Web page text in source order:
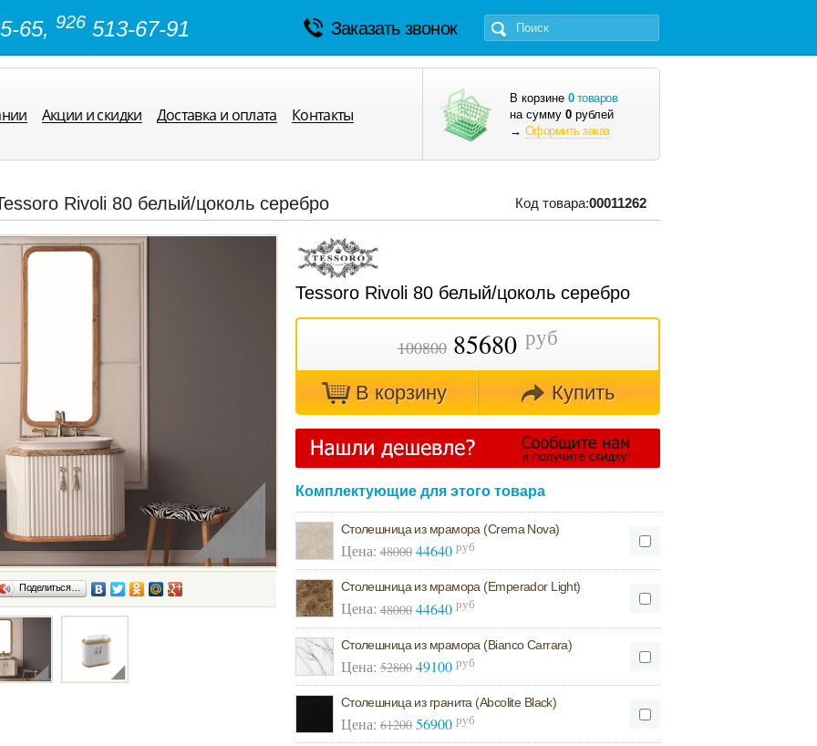
65, 926 513-67-91 Заказать звонок
В корзине 0товаров
на сумму 0 рублей
→ Оформить заказ
Акции и скидки Доставка и оплата Контакты
Rivoli 80 белый/цоколь серебро Код товара:00011262
Поделиться…
Tessoro Rivoli 80 белый/цоколь серебро
100800 85680 руб
В кoрзину Купить
Комплектующие для этого товара
Столешница из мрамора (Crema Nova)
Цена:4800044640 руб
Столешница из мрамора (Emperador Light)
Цена:4800044640 руб
Столешница из мрамора (Bianco Carrara)
Цена:5280049100 руб
Столешница из гранита (Abcolite Black)
Цена:6120056900 руб